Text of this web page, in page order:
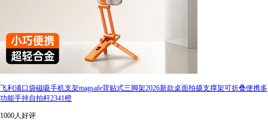
飞利浦口袋磁吸手机支架magsafe背贴式三脚架2026新款桌面拍摄支撑架可折叠便携多
功能手持自拍杆2341橙
1000人好评